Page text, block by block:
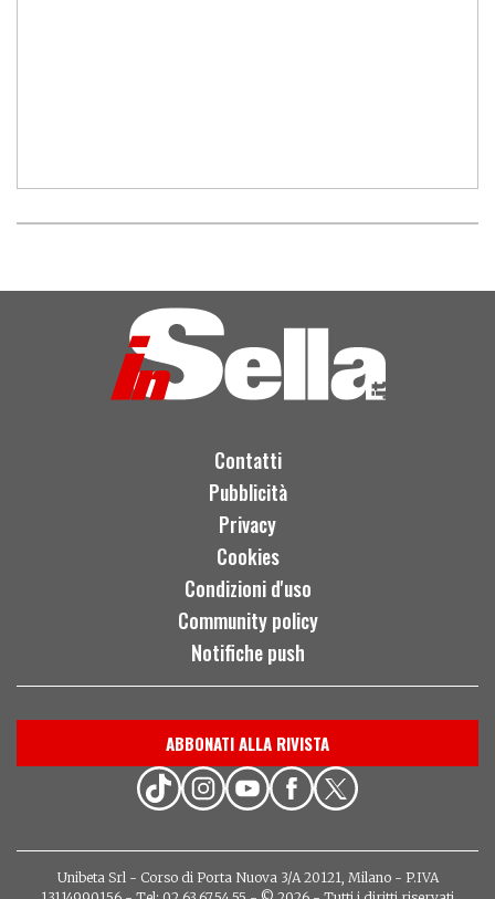
Contatti
Pubblicità
Privacy
Cookies
Condizioni d'uso
Community policy
Notifiche push
ABBONATI ALLA RIVISTA
Unibeta Srl - Corso di Porta Nuova 3/A 20121, Milano - P.IVA